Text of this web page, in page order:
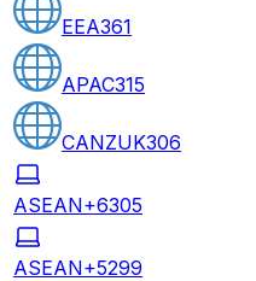
EEA361
APAC315
CANZUK306
ASEAN+6305
ASEAN+5299